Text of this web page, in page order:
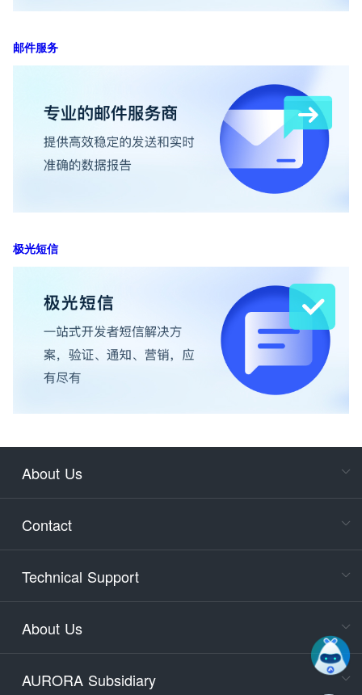
邮件服务
极光短信
About Us
Contact
Technical Support
About Us
AURORA Subsidiary
days)
9:30-